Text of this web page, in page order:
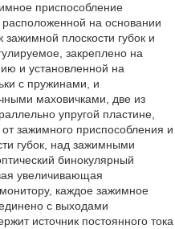
приспособление
на основании
плоскости губок и
закреплено на
и установленной на
с пружинами, и
маховичками, две из
упругой пластине,
зажимного приспособления и
губок, над зажимными
бинокулярный
увеличивающая
каждое зажимное
с выходами
источник постоянного тока